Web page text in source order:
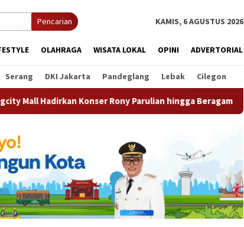
Pencarian KAMIS, 6 AGUSTUS 2026
OLAHRAGA WISATA LOKAL OPINI ADVERTORIAL
Serang DKI Jakarta Pandeglang Lebak Cilegon
Konser Rony Parulian hingga Beragam Promo Menarik